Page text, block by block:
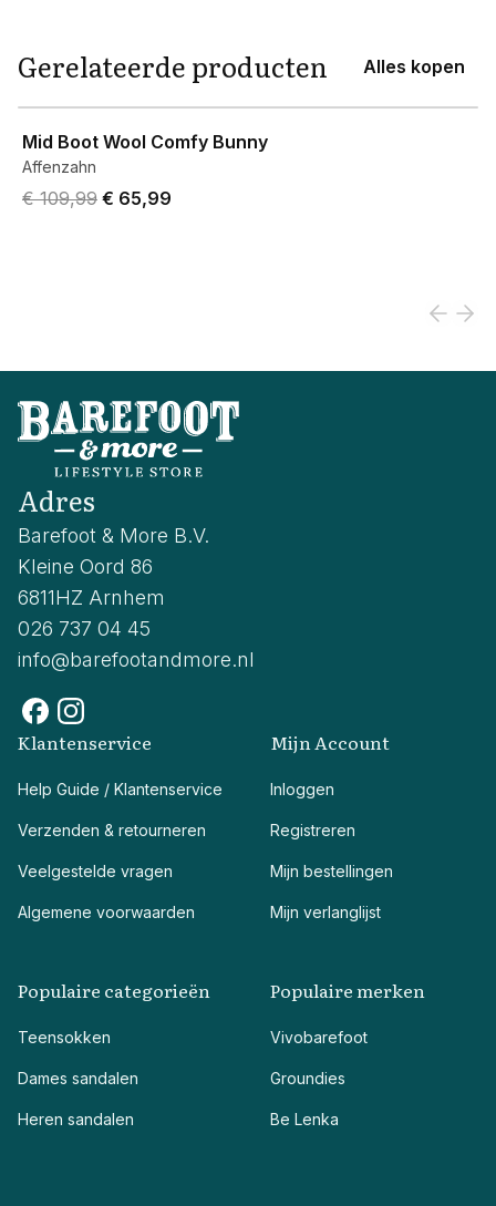
Gerelateerde producten Alles kopen
Mid Boot Wool Comfy Bunny
Affenzahn
Original price was € 109,99.
€ 109,99 Current price is € 65,99.
€ 65,99
Adres
Barefoot & More B.V.
Kleine Oord 86
6811HZ Arnhem
026 737 04 45
info@barefootandmore.nl
Klantenservice
Help Guide / Klantenservice
Verzenden & retourneren
Veelgestelde vragen
Algemene voorwaarden
Mijn Account
Inloggen
Registreren
Mijn bestellingen
Mijn verlanglijst
Populaire categorieën
Teensokken
Dames sandalen
Heren sandalen
Populaire merken
Vivobarefoot
Groundies
Be Lenka